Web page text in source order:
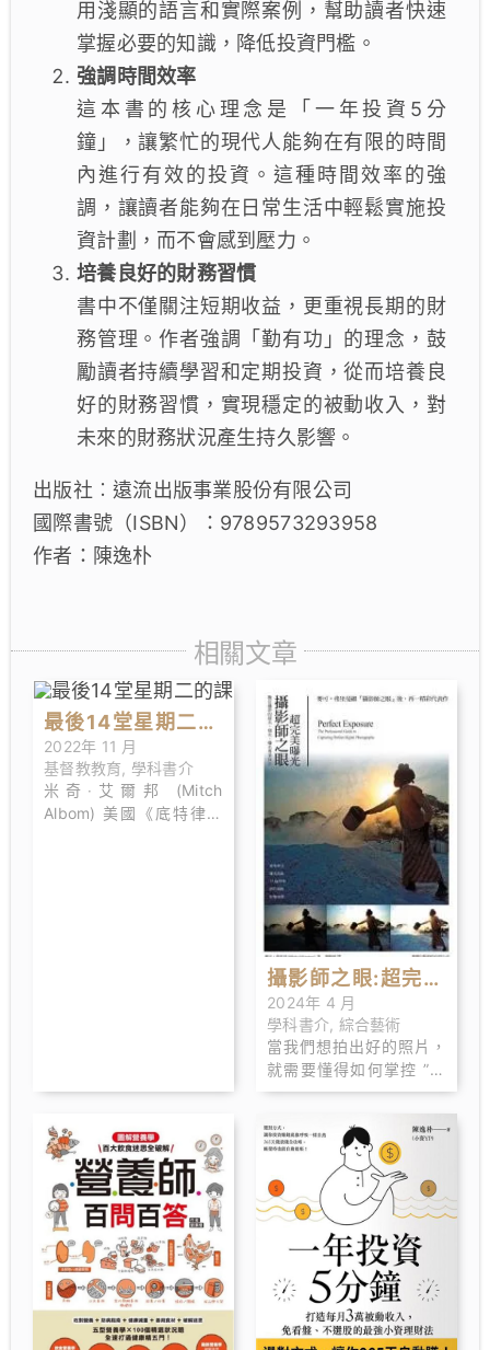
用淺顯的語言和實際案例，幫助讀者快速
掌握必要的知識，降低投資門檻。
強調時間效率
這本書的核心理念是「一年投資5分
鐘」，讓繁忙的現代人能夠在有限的時間
內進行有效的投資。這種時間效率的強
調，讓讀者能夠在日常生活中輕鬆實施投
資計劃，而不會感到壓力。
培養良好的財務習慣
書中不僅關注短期收益，更重視長期的財
務管理。作者強調「勤有功」的理念，鼓
勵讀者持續學習和定期投資，從而培養良
好的財務習慣，實現穩定的被動收入，對
未來的財務狀況產生持久影響。
出版社︰遠流出版事業股份有限公司
國際書號（ISBN）：9789573293958
作者：陳逸朴
相關文章
最後14堂星期二的
課
2022年 11 月
基督教教育, 學科書介
米奇‧艾爾邦 (Mitch
Albom) 美國《底特律自
攝影師之眼:超完美
曝光
2024年 4 月
學科書介, 綜合藝術
當我們想拍出好的照片，
就需要懂得如何掌控 ”正
確的曝光” ！此書包 含曝
光流程的分解圖，讓人了
解如何判斷曝光上的常見
問題。曝光技術面－ 19
種影響曝光因子逐一探
討。